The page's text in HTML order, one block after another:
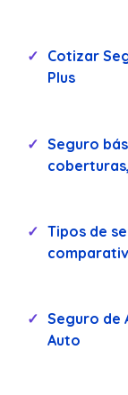
Cotizar
Plus
Seguro
Tipos de
Seguro de
Auto